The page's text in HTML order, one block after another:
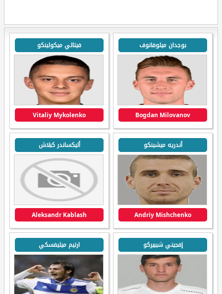
بوجدان ميلوفانوف
Bogdan Milovanov
فيتالي ميكولينكو
Vitaliy Mykolenko
أندريه ميشينكو
Andriy Mishchenko
أليكساندر كبلاش
Aleksandr Kablash
إفجيني شيبيركو ارتيم ميليفسكي